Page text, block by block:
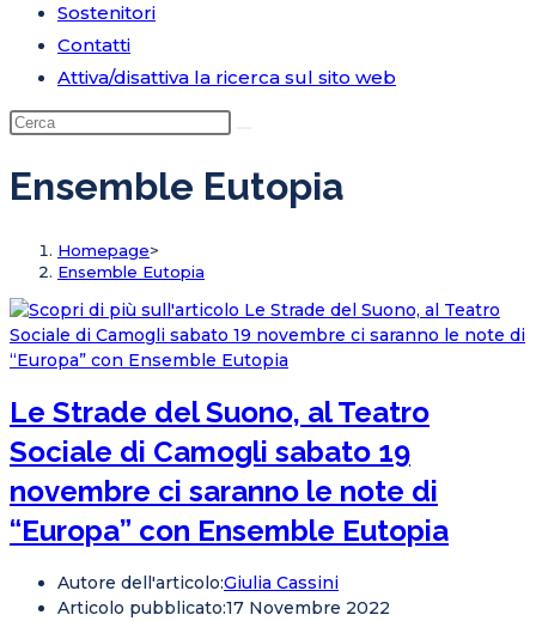
Sostenitori
Contatti
Attiva/disattiva la ricerca sul sito web
Ensemble Eutopia
Homepage>
Ensemble Eutopia
Le Strade del Suono, al Teatro
Sociale di Camogli sabato 19
novembre ci saranno le note di
“Europa” con Ensemble Eutopia
Autore dell'articolo:Giulia Cassini
Articolo pubblicato:17 Novembre 2022